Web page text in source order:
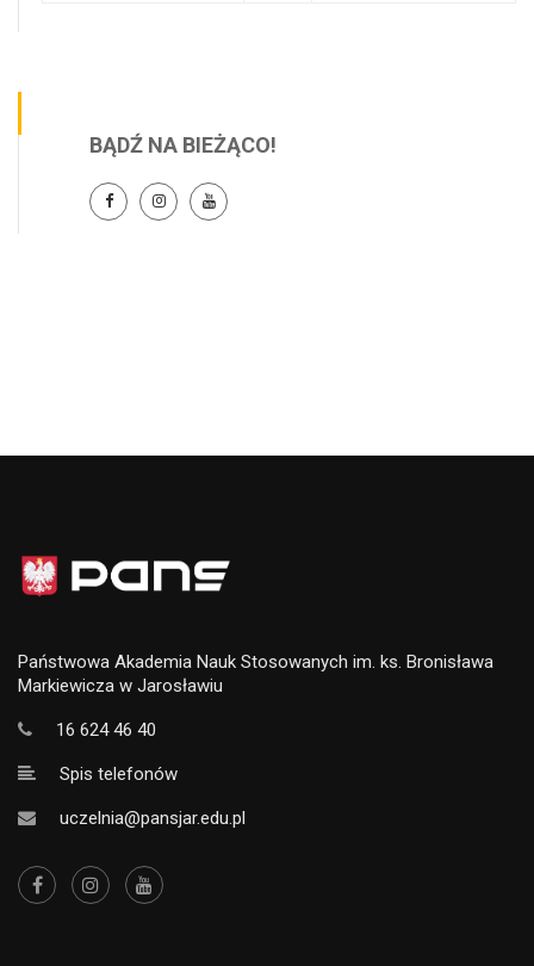
BĄDŹ NA BIEŻĄCO!
Państwowa Akademia Nauk Stosowanych im. ks. Bronisława
Markiewicza w Jarosławiu
16 624 46 40
Spis telefonów
uczelnia@pansjar.edu.pl